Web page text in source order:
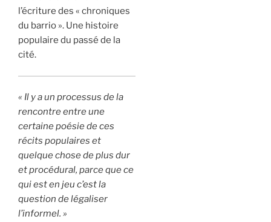
l’écriture des « chroniques
du barrio ». Une histoire
populaire du passé de la
cité.
« Il y a un processus de la
rencontre entre une
certaine poésie de ces
récits populaires et
quelque chose de plus dur
et procédural, parce que ce
qui est en jeu c’est la
question de légaliser
l’informel. »